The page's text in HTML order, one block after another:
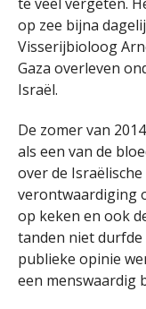
op zee bijna
Visserijbioloog
Gaza overleven
Israël.
De zomer van
als een van de
over de
verontwaardiging
op keken en ook
tanden niet
publieke opinie
een menswaardig